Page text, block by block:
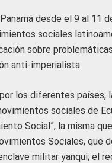
desde el 9 al 11
sociales
sobre
anti-imperialista.
los diferentes países,
sociales de
Social”, la misma
Sociales, que
militar yanqui; el